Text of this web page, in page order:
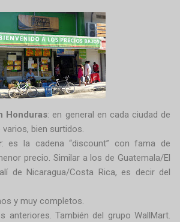
Honduras: en general en cada ciudad de
bien surtidos.
: es la cadena “discount” con fama de
precio. Similar a los de Guatemala/El
de Nicaragua/Costa Rica, es decir del
y muy completos.
anteriores. También del grupo WallMart.